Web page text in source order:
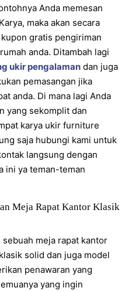
Anda memesan
maka akan secara
gratis pengiriman
anda. Ditambah lagi
ukir pengalaman dan juga
pemasangan jika
anda. Di mana lagi Anda
yang sekomplit dan
karya ukir furniture
saja hubungi kami untuk
langsung dengan
ini ya teman-teman
Meja Rapat Kantor Klasik
meja rapat kantor
solid dan juga model
penawaran yang
yang ingin